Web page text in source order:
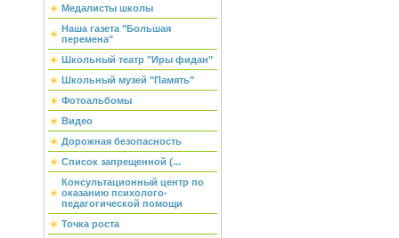
Медалисты школы
Наша газета "Большая
перемена"
Школьный театр "Иры фидан"
Школьный музей "Память"
Фотоальбомы
Видео
Дорожная безопасность
Список запрещенной (...
Консультационный центр по
оказанию психолого-
педагогической помощи
Точка роста